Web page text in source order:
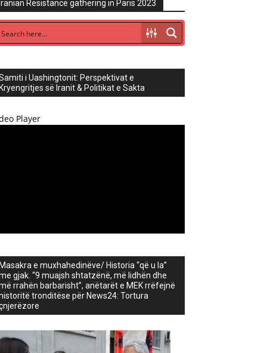
Resistance gathering in Paris 2023
i Uashingtonit: Perspektivat e
së Iranit & Politikat e Sakta
Player
e muxhahedinëve/ Historia “që u la”
gjak. “9 muajsh shtatzënë, më lidhën dhe
rrahën barbarisht”, anëtarët e MEK rrëfejnë
tronditëse për News24: Tortura